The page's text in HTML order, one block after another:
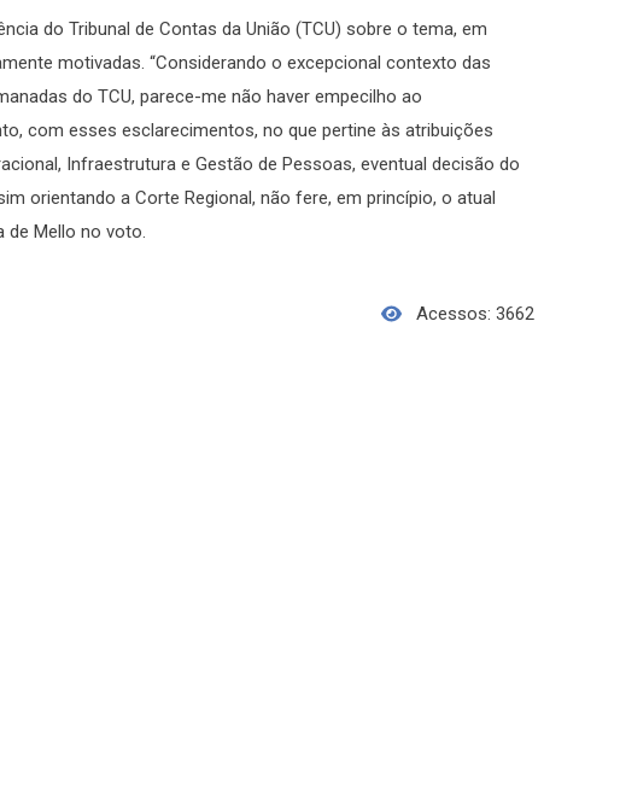
do Tribunal de Contas da União (TCU) sobre o tema, em
motivadas. “Considerando o excepcional contexto das
do TCU, parece-me não haver empecilho ao
com esses esclarecimentos, no que pertine às atribuições
Infraestrutura e Gestão de Pessoas, eventual decisão do
orientando a Corte Regional, não fere, em princípio, o atual
de Mello no voto.
Acessos: 3662